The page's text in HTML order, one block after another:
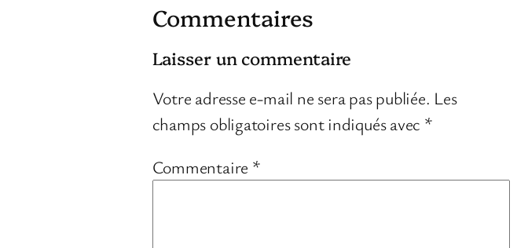
Commentaires
Laisser un commentaire
Votre adresse e-mail ne sera pas publiée. Les
champs obligatoires sont indiqués avec *
Commentaire *